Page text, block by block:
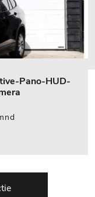
Pano-HUD-